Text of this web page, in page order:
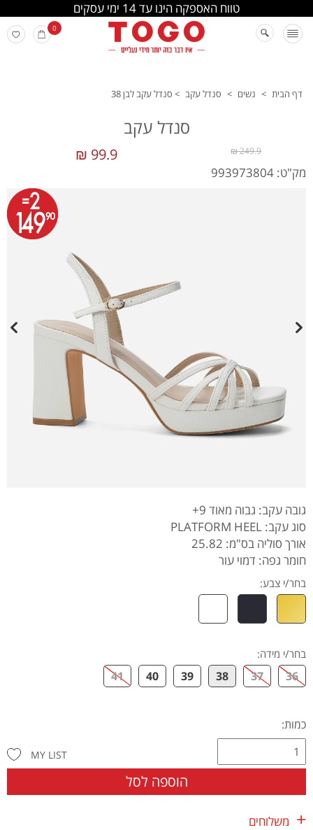
החלפה והחזרה מתבצעת בסניפי הרשת
0
דף הבית > נשים > סנדל עקב > סנדל עקב לבן 38
סנדל עקב
99.9 ₪ 249.9 ₪
מק"ט: 993973804
גובה עקב: גבוה מאוד 9+
סוג עקב: PLATFORM HEEL
אורך סוליה בס"מ: 25.82
חומר גפה: דמוי עור
בחר/י צבע:
בחר/י מידה:
36
37
38
39
40
41
כמות:
הוספה לסל
MY LIST
משלוחים